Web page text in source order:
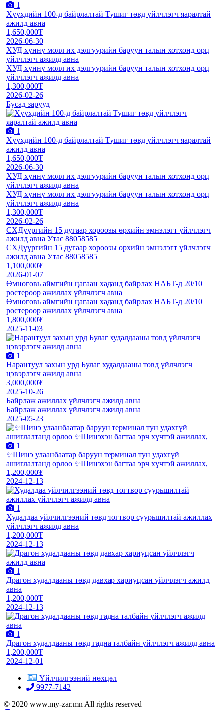
1
Хүүхдийн 100-д байрлалтай Түшиг төвд үйлчлэгч яаралтай
ажилд авна
1,650,000₮
2026-06-30
ХУД хүннү молл их дэлгүүрийн баруун талын хотхонд орц
үйлчлэгч ажилд авна
ХУД хүннү молл их дэлгүүрийн баруун талын хотхонд орц
үйлчлэгч ажилд авна
1,300,000₮
2026-02-26
Бусад зарууд
1
Хүүхдийн 100-д байрлалтай Түшиг төвд үйлчлэгч яаралтай
ажилд авна
1,650,000₮
2026-06-30
ХУД хүннү молл их дэлгүүрийн баруун талын хотхонд орц
үйлчлэгч ажилд авна
ХУД хүннү молл их дэлгүүрийн баруун талын хотхонд орц
үйлчлэгч ажилд авна
1,300,000₮
2026-02-26
СХДүүргийн 15 дугаар хорооэы өрхийн эмнэлэгт үйлчлэгч
ажилд авна Утас 88058585
СХДүүргийн 15 дугаар хорооэы өрхийн эмнэлэгт үйлчлэгч
ажилд авна Утас 88058585
1,100,000₮
2026-01-07
Өмнөговь аймгийн цагаан хаданд байрлах НАБТ-д 20/10
ростероор ажиллах үйлчлэгч авна
Өмнөговь аймгийн цагаан хаданд байрлах НАБТ-д 20/10
ростероор ажиллах үйлчлэгч авна
1,800,000₮
2025-11-03
1
Нарантуул захын урд Булаг худалдааны төвд үйлчлэгч
цэвэрлэгч ажилд авна
3,000,000₮
2025-10-26
Байрлаж ажиллах үйлчлэгч ажилд авна
Байрлаж ажиллах үйлчлэгч ажилд авна
2025-05-23
1
✨Шинэ улаанбаатар баруун терминал тун удахгүй
ашиглалтанд орлоо ✨Шинэхэн багтаа эрч хүчтэй ажиллах,
1,200,000₮
2024-12-13
1
Худалдаа үйлчилгээний төвд тогтвор суурьшилтай ажиллах
үйлчлэгч ажилд авна
1,200,000₮
2024-12-13
1
Драгон худалдааны төвд давхар хариуцсан үйлчлэгч ажилд
авна
1,200,000₮
2024-12-13
1
Драгон худалдааны төвд гадна талбайн үйлчлэгч ажилд авна
1,200,000₮
2024-12-01
Үйлчилгээний нөхцөл
9977-7142
© 2020 www.my-zar.mn All rights reserved